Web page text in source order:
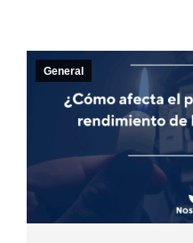
General